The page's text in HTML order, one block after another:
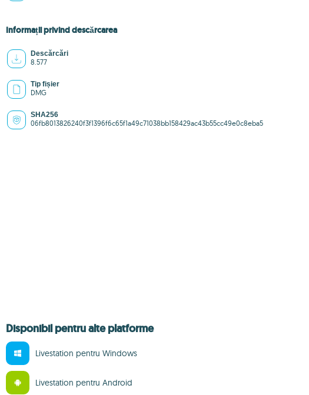
Informații privind descărcarea
Descărcări
8.577
Tip fișier
DMG
SHA256
06fb8013826240f3f1396f6c65f1a49c71038bb158429ac43b55cc49e0c8eba5
Disponibil pentru alte platforme
Livestation pentru Windows
Livestation pentru Android